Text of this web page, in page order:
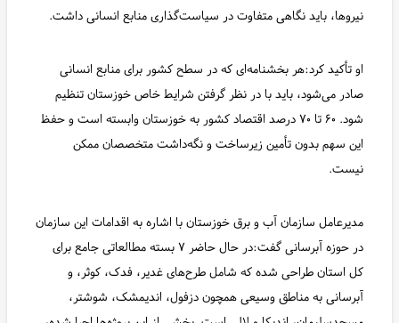
نیروها، باید نگاهی متفاوت در سیاست‌گذاری منابع انسانی داشت.
او تأکید کرد:هر بخشنامه‌ای که در سطح کشور برای منابع انسانی
صادر می‌شود، باید با در نظر گرفتن شرایط خاص خوزستان تنظیم
شود. ۶۰ تا ۷۰ درصد اقتصاد کشور به خوزستان وابسته است و حفظ
این سهم بدون تأمین زیرساخت و نگه‌داشت متخصصان ممکن
نیست.
مدیرعامل سازمان آب و برق خوزستان با اشاره به اقدامات این سازمان
در حوزه آبرسانی گفت:در حال حاضر ۷ بسته مطالعاتی جامع برای
کل استان طراحی شده که شامل طرح‌های غدیر، فدک، کوثر، و
آبرسانی به مناطق وسیعی همچون دزفول، اندیمشک، شوشتر،